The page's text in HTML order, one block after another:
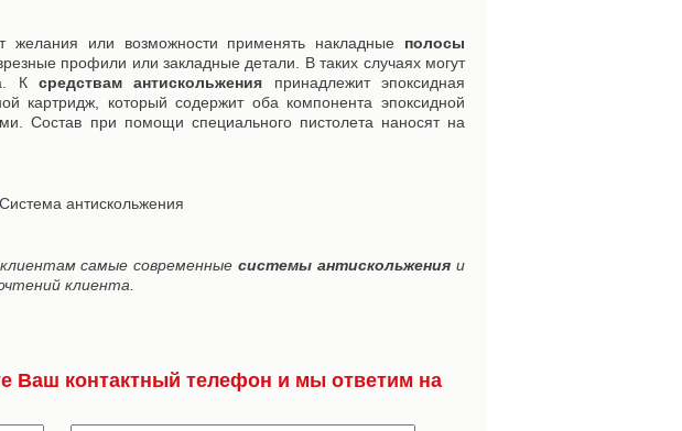
желания или возможности применять накладные полосы
профили или закладные детали. В таких случаях могут
К средствам антискольжения принадлежит эпоксидная
картридж, который содержит оба компонента эпоксидной
Состав при помощи специального пистолета наносят на
самые современныесистемы антискольжения и
клиента.
Ваш контактный телефон и мы ответим на